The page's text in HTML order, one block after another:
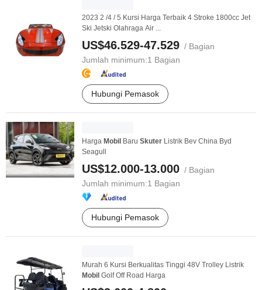
2023 2 /4 / 5 Kursi Harga Terbaik 4 Stroke 1800cc Jet
Ski Jetski Olahraga Air ...
US$46.529-47.529 / Bagian
Jumlah minimum:1 Bagian
Hubungi Pemasok
Harga Mobil Baru Skuter Listrik Bev China Byd
Seagull
US$12.000-13.000 / Bagian
Jumlah minimum:1 Bagian
Hubungi Pemasok
Murah 6 Kursi Berkualitas Tinggi 48V Trolley Listrik
Mobil Golf Off Road Harga